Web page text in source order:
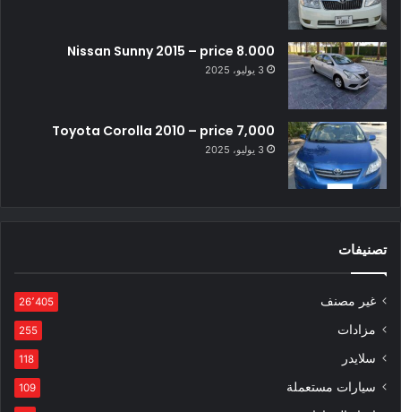
Nissan Sunny 2015 – price 8.000
3 يوليو، 2025
Toyota Corolla 2010 – price 7,000
3 يوليو، 2025
تصنيفات
غير مصنف 26٬405
مزادات 255
سلايدر 118
سيارات مستعملة 109